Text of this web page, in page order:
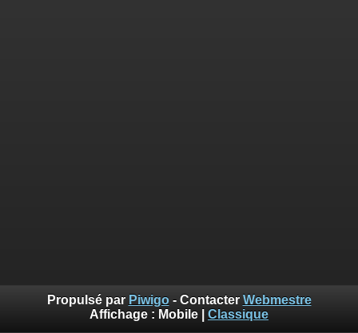
Propulsé par Piwigo- Contacter Webmestre
Affichage : Mobile Classique